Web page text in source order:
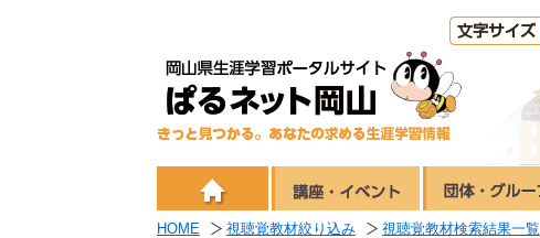
HOME 視聴覚教材絞り込み 視聴覚教材検索結果一覧